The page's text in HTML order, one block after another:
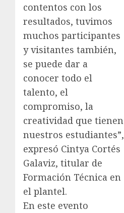
contentos con los
resultados, tuvimos
muchos participantes
y visitantes también,
se puede dar a
conocer todo el
talento, el
compromiso, la
creatividad que tienen
nuestros estudiantes”,
expresó Cintya Cortés
Galaviz, titular de
Formación Técnica en
el plantel.
En este evento